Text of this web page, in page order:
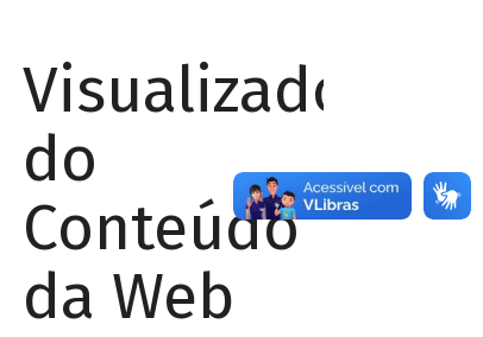
Visualizador
do
Conteúdo
da Web